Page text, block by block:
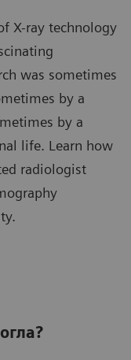
X-ray technology
was sometimes
by a
by a
life. Learn how
radiologist